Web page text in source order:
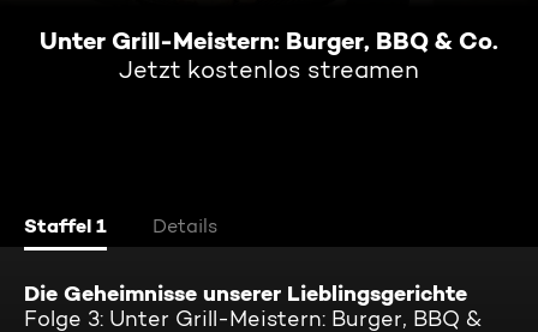
Unter Grill-Meistern: Burger, BBQ & Co.
Jetzt kostenlos streamen
Staffel 1 Details
Die Geheimnisse unserer Lieblingsgerichte
Folge 3: Unter Grill-Meistern: Burger, BBQ &